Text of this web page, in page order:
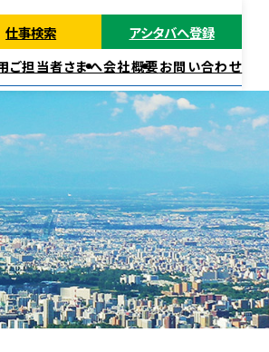
仕事検索
アシタバへ登録
ではたらく
ご担当者さまへ会社概要お問い合わせ